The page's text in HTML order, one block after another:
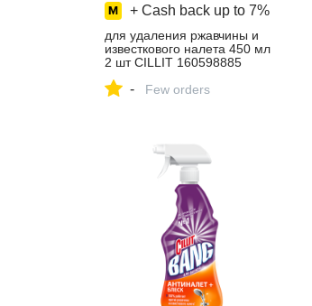
+ Cash back up to 7%
для удаления ржавчины и
известкового налета 450 мл
2 шт CILLIT 160598885
интернет‑магазине
- Few orders